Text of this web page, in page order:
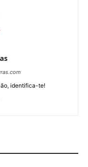
identifica-te!